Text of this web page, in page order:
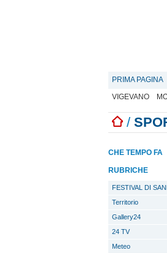
PRIMA PAGINA
VIGEVANO
/
CHE TEMPO FA
RUBRICHE
FESTIVAL DI
Territorio
Gallery24
24 TV
Meteo